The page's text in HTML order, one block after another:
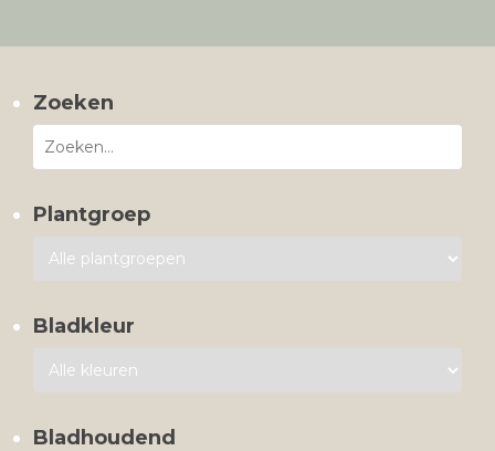
Zoeken
Plantgroep
Bladkleur
Bladhoudend